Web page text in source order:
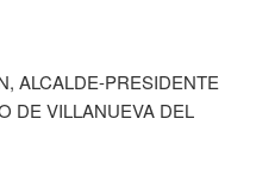
ALCALDE-PRESIDENTE
DE VILLANUEVA DEL